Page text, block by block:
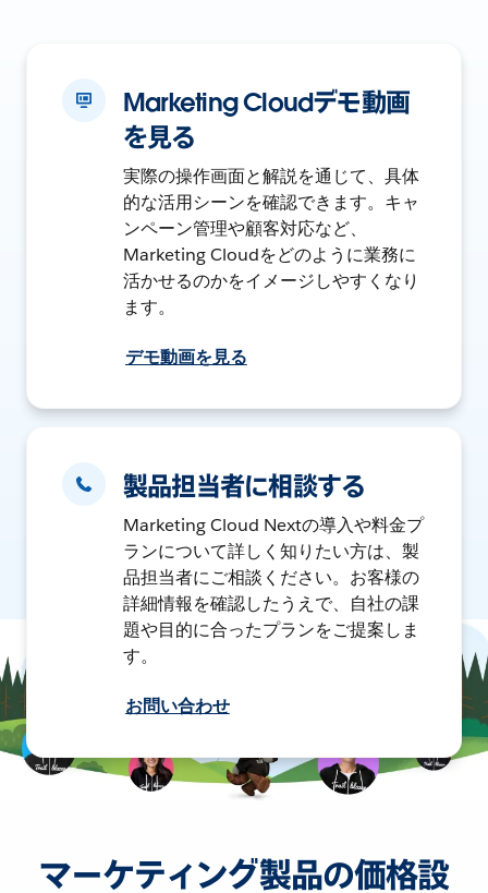
Marketing Cloudデモ動画
を見る
実際の操作画面と解説を通じて、具体
的な活用シーンを確認できます。キャ
ンペーン管理や顧客対応など、
Marketing Cloudをどのように業務に
活かせるのかをイメージしやすくなり
ます。
デモ動画を見る
製品担当者に相談する
Marketing Cloud Nextの導入や料金プ
ランについて詳しく知りたい方は、製
品担当者にご相談ください。お客様の
詳細情報を確認したうえで、自社の課
題や目的に合ったプランをご提案しま
す。
お問い合わせ
マーケティング製品の価格設